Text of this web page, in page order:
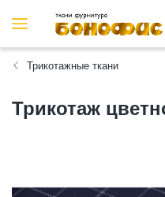
Трикотажные ткани
Трикотаж